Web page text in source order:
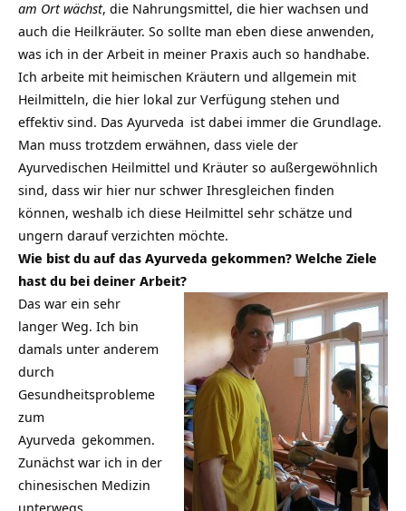
am Ort wächst, die Nahrungsmittel, die hier wachsen und
auch die Heilkräuter. So sollte man eben diese anwenden,
was ich in der Arbeit in meiner Praxis auch so handhabe.
Ich arbeite mit heimischen Kräutern und allgemein mit
Heilmitteln, die hier lokal zur Verfügung stehen und
effektiv sind. Das Ayurveda ist dabei immer die Grundlage.
Man muss trotzdem erwähnen, dass viele der
Ayurvedischen Heilmittel und Kräuter so außergewöhnlich
sind, dass wir hier nur schwer Ihresgleichen finden
können, weshalb ich diese Heilmittel sehr schätze und
ungern darauf verzichten möchte.
Wie bist du auf das Ayurveda gekommen? Welche Ziele
hast du bei deiner Arbeit?
Das war ein sehr
langer Weg. Ich bin
damals unter anderem
durch
Gesundheitsprobleme
zum
Ayurveda gekommen.
Zunächst war ich in der
chinesischen Medizin
unterwegs.